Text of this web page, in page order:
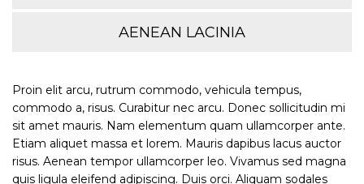
AENEAN LACINIA
Proin elit arcu, rutrum commodo, vehicula tempus,
commodo a, risus. Curabitur nec arcu. Donec sollicitudin mi
sit amet mauris. Nam elementum quam ullamcorper ante.
Etiam aliquet massa et lorem. Mauris dapibus lacus auctor
risus. Aenean tempor ullamcorper leo. Vivamus sed magna
quis ligula eleifend adipiscing. Duis orci. Aliquam sodales